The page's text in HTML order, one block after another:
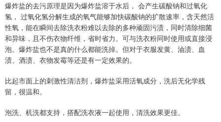
爆炸盐的去污原理是因为爆炸盐溶于水后， 会产生碳酸钠和过氧化
氢， 过氧化氢分解生成的氧气能够加快碳酸钠的扩散速率，含天然活
性氧，能在瞬间去除洗衣粉难以去除的多种顽固污渍，同时清除细菌
和异味，且不伤衣物纤维，省时省力。可与洗衣粉同时使用或直接浸
泡。爆炸盐也不是真的什么都能洗掉。但对于衣服发黄、油渍、血
渍、酒渍、衣物发霉等还是有一定效果的。
比起市面上的刺激性清洁剂，爆炸盐采用活氧成分，洗后无化学残
留，很温和。
泡洗、机洗都支持，搭配洗衣液一起使用，清洗效果更佳。